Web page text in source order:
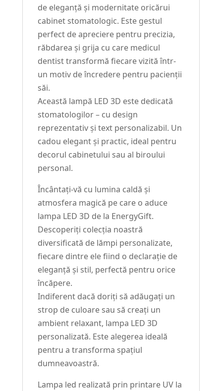
de eleganță și modernitate oricărui
cabinet stomatologic. Este gestul
perfect de apreciere pentru precizia,
răbdarea și grija cu care medicul
dentist transformă fiecare vizită într-
un motiv de încredere pentru pacienții
săi.
Această lampă LED 3D este dedicată
stomatologilor – cu design
reprezentativ și text personalizabil. Un
cadou elegant și practic, ideal pentru
decorul cabinetului sau al biroului
personal.
Încântați-vă cu lumina caldă și
atmosfera magică pe care o aduce
lampa LED 3D de la EnergyGift.
Descoperiți colecția noastră
diversificată de lămpi personalizate,
fiecare dintre ele fiind o declarație de
eleganță și stil, perfectă pentru orice
încăpere.
Indiferent dacă doriți să adăugați un
strop de culoare sau să creați un
ambient relaxant, lampa LED 3D
personalizată. Este alegerea ideală
pentru a transforma spațiul
dumneavoastră.
Lampa led realizată prin printare UV la